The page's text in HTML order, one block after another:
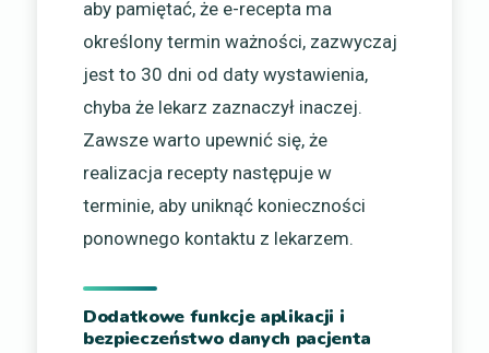
aby pamiętać, że e-recepta ma
określony termin ważności, zazwyczaj
jest to 30 dni od daty wystawienia,
chyba że lekarz zaznaczył inaczej.
Zawsze warto upewnić się, że
realizacja recepty następuje w
terminie, aby uniknąć konieczności
ponownego kontaktu z lekarzem.
Dodatkowe funkcje aplikacji i
bezpieczeństwo danych pacjenta